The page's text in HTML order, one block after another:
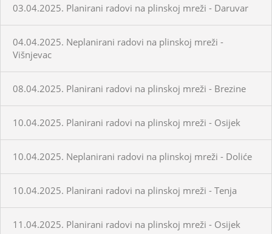
03.04.2025. Planirani radovi na plinskoj mreži - Daruvar
04.04.2025. Neplanirani radovi na plinskoj mreži -
Višnjevac
08.04.2025. Planirani radovi na plinskoj mreži - Brezine
10.04.2025. Planirani radovi na plinskoj mreži - Osijek
10.04.2025. Neplanirani radovi na plinskoj mreži - Doliće
10.04.2025. Planirani radovi na plinskoj mreži - Tenja
11.04.2025. Planirani radovi na plinskoj mreži - Osijek